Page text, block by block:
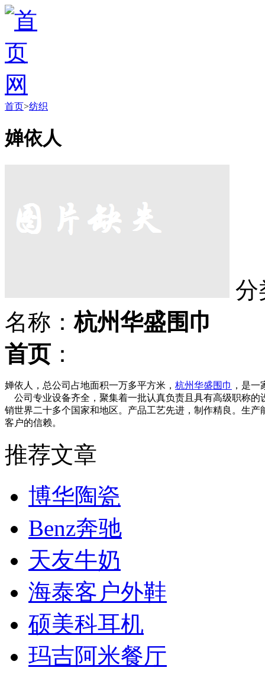
首页>纺织
婵依人
分
名称：杭州华盛围巾
首页 ：
婵依人，总公司占地面积一万多平方米， 杭州华盛围巾 ，是
公司专业设备齐全，聚集着一批认真负责且具有高级职称
销世界二十多个国家和地区。产品工艺先进，制作精良。生
客户的信赖。
推荐文章
博华陶瓷
Benz奔驰
天友牛奶
海泰客户外鞋
硕美科耳机
玛吉阿米餐厅